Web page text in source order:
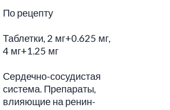
По рецепту
Таблетки, 2 мг+0.625 мг,
4 мг+1.25 мг
Сердечно-сосудистая
система. Препараты,
влияющие на ренин-